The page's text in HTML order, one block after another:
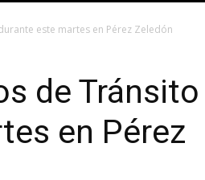
este martes en Pérez Zeledón
de Tránsito
en Pérez